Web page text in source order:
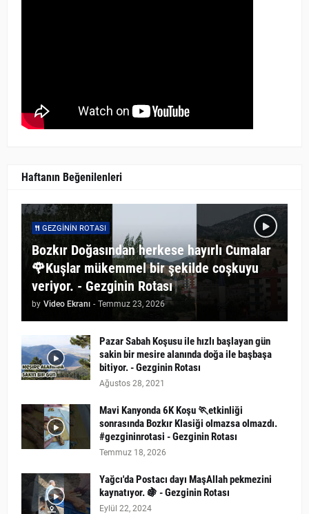
Haftanın Beğenilenleri
GEZGININ ROTASI
Bozkır Doğasından herkese hayırlı Cumalar
🌹Kuşlar mükemmel bir şekilde coşkuyu
veriyor. - Gezginin Rotası
by Video Ekranı - Temmuz 23, 2026
Pazar Sabah Koşusu ile hızlı başlayan gün
sakin bir mesire alanında doğa ile başbaşa
bitiyor. - Gezginin Rotası
Ağustos 28, 2021
Mavi Kanyonda 6K Koşu 🏃etkinliği
sonrasında Bozkır Klasiği olmazsa olmazdı.
#gezgininrotasi - Gezginin Rotası
Temmuz 18, 2026
Yağcı'da Postacı dayı MaşAllah pekmezini
kaynatıyor. 🍇 - Gezginin Rotası
Eylül 22, 2024